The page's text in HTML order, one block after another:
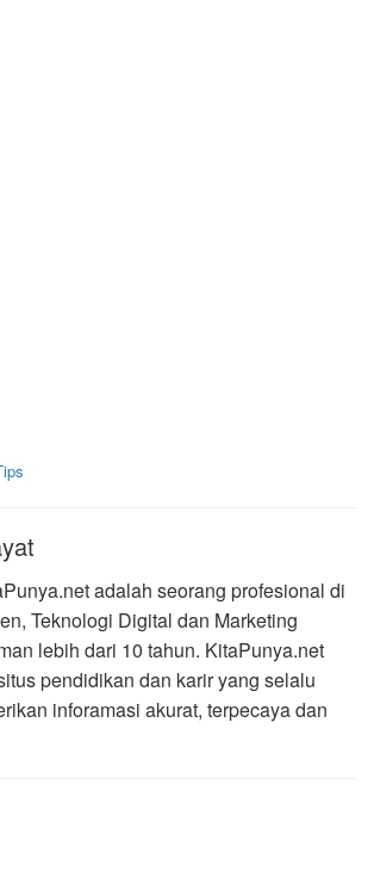
adalah seorang profesional di
Teknologi Digital dan Marketing
lebih dari 10 tahun. KitaPunya.net
pendidikan dan karir yang selalu
inforamasi akurat, terpecaya dan